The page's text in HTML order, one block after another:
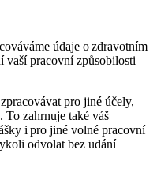
údaje o zdravotním
vaší pracovní způsobilosti
pro jiné účely,
To zahrnuje také váš
i pro jiné volné pracovní
odvolat bez udání